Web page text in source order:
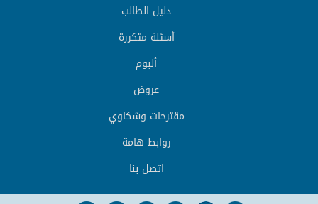
دليل الطالب
أسئلة متكررة
ألبوم
عروض
مقترحات وشكاوي
روابط هامة
اتصل بنا